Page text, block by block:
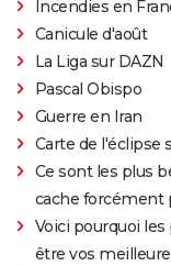
Incendies en
Canicule d'août
La Liga sur DAZN
Pascal Obispo
Guerre en Iran
Carte de l'éclipse
Ce sont les plus
cache forcément
Voici pourquoi
être vos